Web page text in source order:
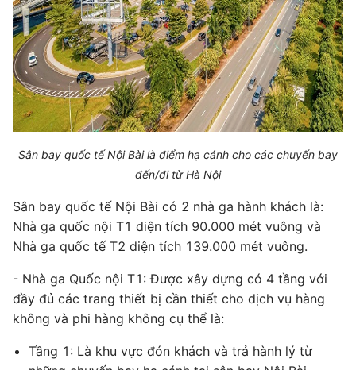
Sân bay quốc tế Nội Bài là điểm hạ cánh cho các chuyến bay
đến/đi từ Hà Nội
Sân bay quốc tế Nội Bài có 2 nhà ga hành khách là:
Nhà ga quốc nội T1 diện tích 90.000 mét vuông và
Nhà ga quốc tế T2 diện tích 139.000 mét vuông.
- Nhà ga Quốc nội T1: Được xây dựng có 4 tầng với
đầy đủ các trang thiết bị cần thiết cho dịch vụ hàng
không và phi hàng không cụ thể là:
Tầng 1: Là khu vực đón khách và trả hành lý từ